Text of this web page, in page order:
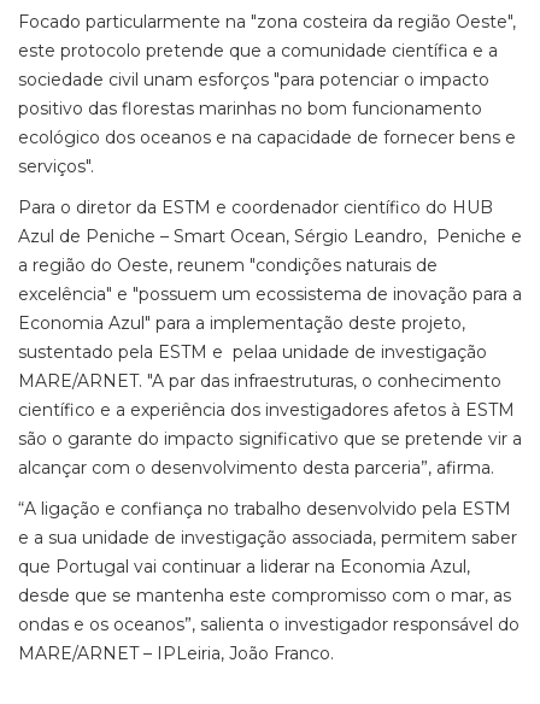
Focado particularmente na "zona costeira da região Oeste",
este protocolo pretende que a comunidade científica e a
sociedade civil unam esforços "para potenciar o impacto
positivo das florestas marinhas no bom funcionamento
ecológico dos oceanos e na capacidade de fornecer bens e
serviços".
Para o diretor da ESTM e coordenador científico do HUB
Azul de Peniche – Smart Ocean, Sérgio Leandro, Peniche e
a região do Oeste, reunem "condições naturais de
excelência" e "possuem um ecossistema de inovação para a
Economia Azul" para a implementação deste projeto,
sustentado pela ESTM e pelaa unidade de investigação
MARE/ARNET. "A par das infraestruturas, o conhecimento
científico e a experiência dos investigadores afetos à ESTM
são o garante do impacto significativo que se pretende vir a
alcançar com o desenvolvimento desta parceria”, afirma.
“A ligação e confiança no trabalho desenvolvido pela ESTM
e a sua unidade de investigação associada, permitem saber
que Portugal vai continuar a liderar na Economia Azul,
desde que se mantenha este compromisso com o mar, as
ondas e os oceanos”, salienta o investigador responsável do
MARE/ARNET – IPLeiria, João Franco.